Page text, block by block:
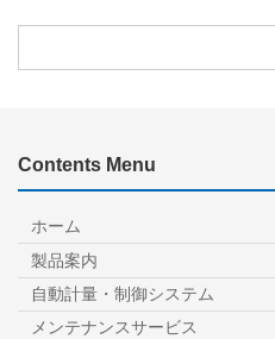
Contents Menu
ホーム
製品案内
自動計量・制御システム
メンテナンスサービス